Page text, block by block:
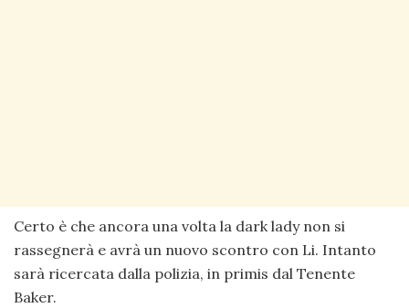
Certo è che ancora una volta la dark lady non si
rassegnerà e avrà un nuovo scontro con Li. Intanto
sarà ricercata dalla polizia, in primis dal Tenente
Baker.